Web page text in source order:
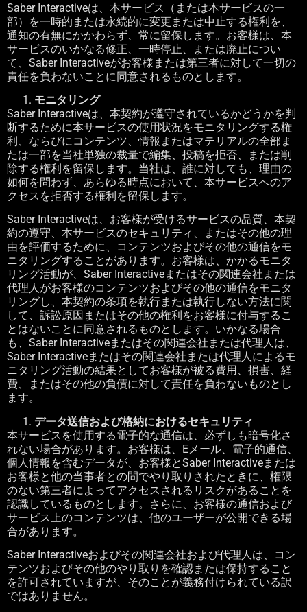
Saber Interactiveは、本サービス（または本サービスの一
部）を一時的または永続的に変更または中止する権利を、
通知の有無にかかわらず、常に留保します。お客様は、本
サービスのいかなる修正、一時停止、または廃止につい
て、 Saber Interactiveがお客様または第三者に対して一切の
責任を負わないことに同意されるものとします。
モニタリング
Saber Interactiveは、本契約が遵守されているかどうかを判
断するために本サービスの使用状況をモニタリングする権
利、ならびにコンテンツ、情報またはマテリアルの全部ま
たは一部を当社単独の裁量で編集、投稿を拒否、または削
除する権利を留保します。当社は、誰に対しても、理由の
如何を問わず、あらゆる時点において、本サービスへのア
クセスを拒否する権利を留保します。
Saber Interactiveは、お客様が受けるサービスの品質、本契
約の遵守、本サービスのセキュリティ、またはその他の理
由を評価するために、コンテンツおよびその他の通信をモ
ニタリングすることがあります。お客様は、かかるモニタ
リング活動が、 Saber Interactiveまたはその関連会社または
代理人がお客様のコンテンツおよびその他の通信をモニタ
リングし、本契約の条項を執行または執行しない方法に関
して、訴訟原因またはその他の権利をお客様に付与するこ
とはないことに同意されるものとします。いかなる場合
も、 Saber Interactiveまたはその関連会社または代理人は、
Saber Interactiveまたはその関連会社または代理人によるモ
ニタリング活動の結果としてお客様が被る費用、損害、経
費、またはその他の負債に対して責任を負わないものとし
ます。
データ送信および格納におけるセキュリティ
本サービスを使用する電子的な通信は、必ずしも暗号化さ
れない場合があります。お客様は、 E メール、電子的通信、
個人情報を含むデータが、お客様とSaber Interactiveまたは
お客様と他の当事者との間でやり取りされたときに、権限
のない第三者によってアクセスされるリスクがあることを
認識しているものとします。さらに、お客様の通信および
サービス上のコンテンツは、他のユーザーが公開できる場
合があります。
Saber Interactiveおよびその関連会社および代理人は、コン
テンツおよびその他のやり取りを確認または保持すること
を許可されていますが、そのことが義務付けられている訳
ではありません。